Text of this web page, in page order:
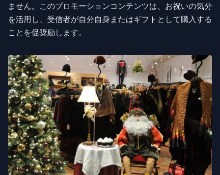
ません。このプロモーションコンテンツは、お祝いの気分
を活用し、受信者が自分自身またはギフトとして購入する
ことを促奨励します。